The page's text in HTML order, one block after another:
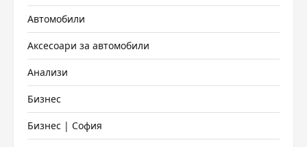
Автомобили
Аксесоари за автомобили
Анализи
Бизнес
Бизнес | София